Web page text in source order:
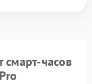
смарт-часов